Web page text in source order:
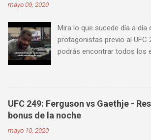
algunos videos donde
golpear la pera cielo tierra o
lista de videos podrás ver
mayo 09, 2020
Mira lo que sucede día a día
protagonistas previo al UFC
podrás encontrar todos los
castellano. Te sugiero que
que día a día iremos
con un nuevo episodio del
Vlog Series. Episodio 1
UFC 249: Ferguson vs Gaethje -
bonus de la noche
mayo 10, 2020